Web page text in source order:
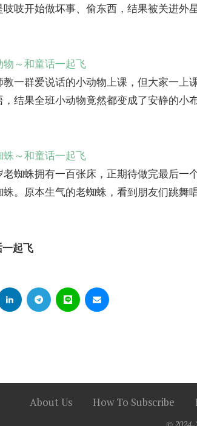
吱开始做坏事、偷东西，结果被关进外星
物～和童话一起飞
教一群爱说话的小动物上课，但大家一上
，结果全班小动物竟然都变成了安静的小
蛛～和童话一起飞
老蜘蛛拥有一百张床，正期待做完最后一
蛛。原本生气的老蜘蛛，看到朋友们跳舞
起飞
About Us How To Subscribe